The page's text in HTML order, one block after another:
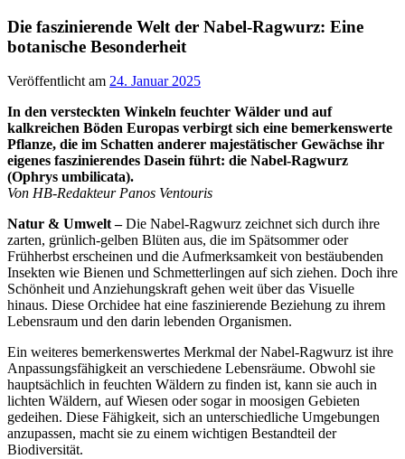
Die faszinierende Welt der Nabel-Ragwurz: Eine
botanische Besonderheit
Veröffentlicht am 24. Januar 2025
In den versteckten Winkeln feuchter Wälder und auf
kalkreichen Böden Europas verbirgt sich eine bemerkenswerte
Pflanze, die im Schatten anderer majestätischer Gewächse ihr
eigenes faszinierendes Dasein führt: die Nabel-Ragwurz
(Ophrys umbilicata).
Von HB-Redakteur Panos Ventouris
Natur & Umwelt –Die Nabel-Ragwurz zeichnet sich durch ihre
zarten, grünlich-gelben Blüten aus, die im Spätsommer oder
Frühherbst erscheinen und die Aufmerksamkeit von bestäubenden
Insekten wie Bienen und Schmetterlingen auf sich ziehen. Doch ihre
Schönheit und Anziehungskraft gehen weit über das Visuelle
hinaus. Diese Orchidee hat eine faszinierende Beziehung zu ihrem
Lebensraum und den darin lebenden Organismen.
Ein weiteres bemerkenswertes Merkmal der Nabel-Ragwurz ist ihre
Anpassungsfähigkeit an verschiedene Lebensräume. Obwohl sie
hauptsächlich in feuchten Wäldern zu finden ist, kann sie auch in
lichten Wäldern, auf Wiesen oder sogar in moosigen Gebieten
gedeihen. Diese Fähigkeit, sich an unterschiedliche Umgebungen
anzupassen, macht sie zu einem wichtigen Bestandteil der
Biodiversität.